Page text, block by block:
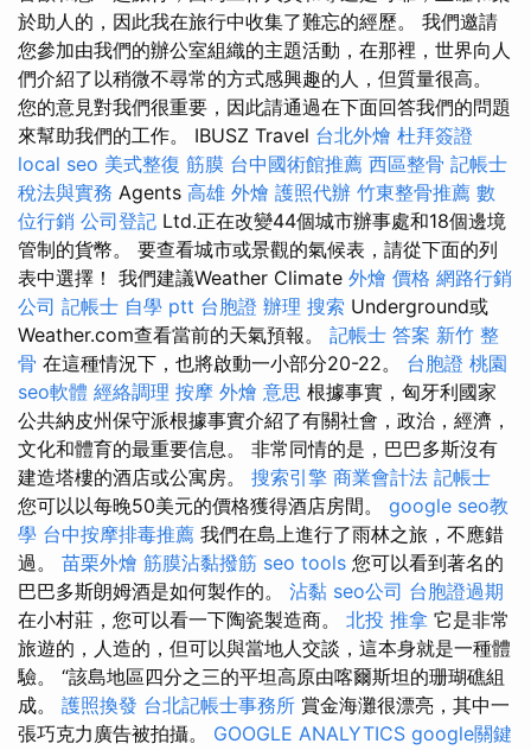
於助人的，因此我在旅行中收集了難忘的經歷。 我們邀請
您參加由我們的辦公室組織的主題活動，在那裡，世界向人
們介紹了以稍微不尋常的方式感興趣的人，但質量很高。
您的意見對我們很重要，因此請通過在下面回答我們的問題
來幫助我們的工作。 IBUSZ Travel 台北外燴 杜拜簽證
local seo 美式整復 筋膜 台中國術館推薦 西區整骨 記帳士
稅法與實務 Agents 高雄 外燴 護照代辦 竹東整骨推薦 數
位行銷 公司登記 Ltd.正在改變44個城市辦事處和18個邊境
管制的貨幣。 要查看城市或景觀的氣候表，請從下面的列
表中選擇！ 我們建議Weather Climate 外燴 價格 網路行銷
公司 記帳士 自學 ptt 台胞證 辦理 搜索 Underground或
Weather.com查看當前的天氣預報。 記帳士 答案 新竹 整
骨 在這種情況下，也將啟動一小部分20-22。 台胞證 桃園
seo軟體 經絡調理 按摩 外燴 意思 根據事實，匈牙利國家
公共納皮州保守派根據事實介紹了有關社會，政治，經濟，
文化和體育的最重要信息。 非常同情的是，巴巴多斯沒有
建造塔樓的酒店或公寓房。 搜索引擎 商業會計法 記帳士
您可以以每晚50美元的價格獲得酒店房間。 google seo教
學 台中按摩排毒推薦 我們在島上進行了雨林之旅，不應錯
過。 苗栗外燴 筋膜沾黏撥筋 seo tools 您可以看到著名的
巴巴多斯朗姆酒是如何製作的。 沾黏 seo公司 台胞證過期
在小村莊，您可以看一下陶瓷製造商。 北投 推拿 它是非常
旅遊的，人造的，但可以與當地人交談，這本身就是一種體
驗。 “該島地區四分之三的平坦高原由喀爾斯坦的珊瑚礁組
成。 護照換發 台北記帳士事務所 賞金海灘很漂亮，其中一
張巧克力廣告被拍攝。 GOOGLE ANALYTICS google關鍵